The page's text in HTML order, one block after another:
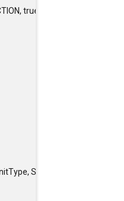
true >
SIZE >